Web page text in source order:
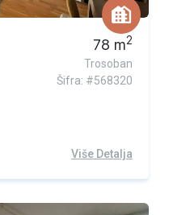
78 m2
Trosoban
Šifra: #568320
Više Detalja